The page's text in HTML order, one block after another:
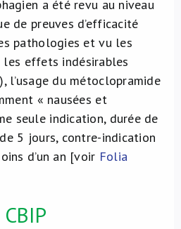
a été revu au niveau
de preuves d’efficacité
pathologies et vu les
effets indésirables
l’usage du métoclopramide
« nausées et
seule indication, durée de
5 jours, contre-indication
d’un an [voir Folia